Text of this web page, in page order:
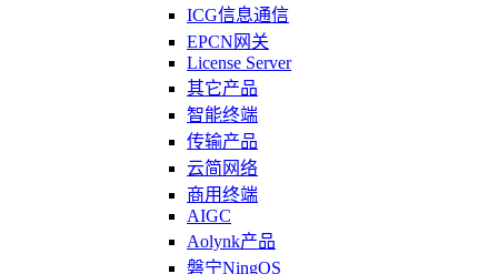
ICG信息通信
EPCN网关
License Server
其它产品
智能终端
传输产品
云简网络
商用终端
AIGC
Aolynk产品
磐宁NingOS